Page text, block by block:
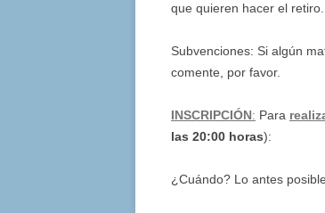
que quieren hacer el retiro.
Subvenciones: Si algún
comente, por favor.
INSCRIPCIÓN: Para
las 20:00 horas):
¿Cuándo? Lo antes